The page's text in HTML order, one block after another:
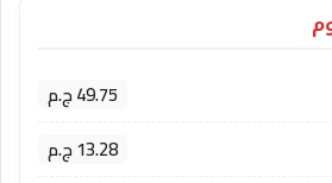
49.75 ج.م
13.28 ج.م